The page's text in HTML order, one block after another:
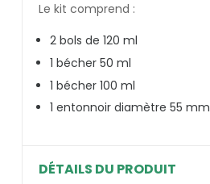
Le kit comprend :
2 bols de 120 ml
1 bécher 50 ml
1 bécher 100 ml
1 entonnoir diamètre 55 mm
DÉTAILS DU PRODUIT